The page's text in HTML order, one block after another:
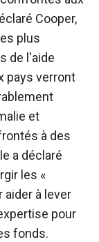
Cooper,
plus
de l'aide
pays verront
et
à des
a déclaré
les «
aider à lever
pour
fonds.